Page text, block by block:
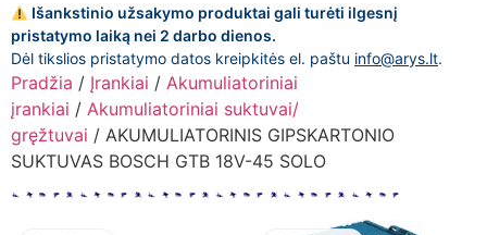
Išankstinio užsakymo produktai gali turėti ilgesnį
pristatymo laiką nei 2 darbo dienos.
Dėl tikslios pristatymo datos kreipkitės el. paštu info@arys.lt.
Pradžia / Įrankiai / Akumuliatoriniai
įrankiai / Akumuliatoriniai suktuvai/
gręžtuvai / AKUMULIATORINIS GIPSKARTONIO
SUKTUVAS BOSCH GTB 18V-45 SOLO